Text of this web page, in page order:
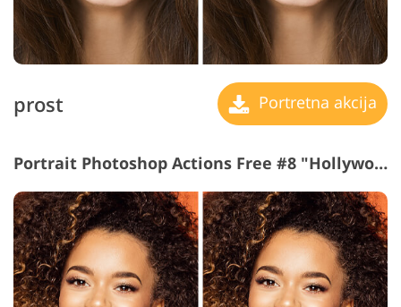
prost Portretna akcija
Portrait Photoshop Actions Free #8 "Hollywood Smile"